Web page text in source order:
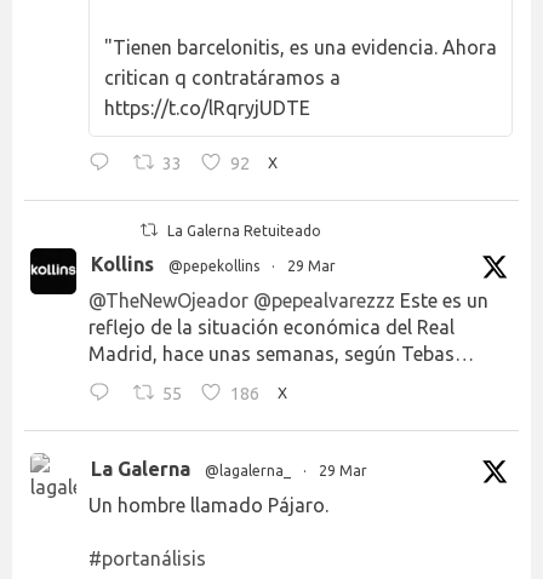
"Tienen barcelonitis, es una evidencia. Ahora
critican q contratáramos a
https://t.co/lRqryjUDTE
33 92 X
La Galerna Retuiteado
Kollins @pepekollins · 29 Mar
@TheNewOjeador @pepealvarezzz Este es un
reflejo de la situación económica del Real
Madrid, hace unas semanas, según Tebas…
55 186 X
La Galerna @lagalerna_ · 29 Mar
Un hombre llamado Pájaro.
#portanálisis